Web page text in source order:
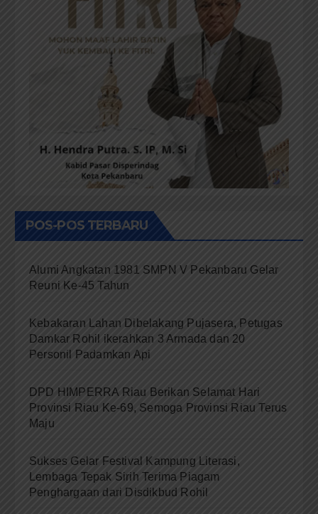
POS-POS TERBARU
Alumi Angkatan 1981 SMPN V Pekanbaru Gelar
Reuni Ke-45 Tahun
Kebakaran Lahan Dibelakang Pujasera, Petugas
Damkar Rohil ikerahkan 3 Armada dan 20
Personil Padamkan Api
DPD HIMPERRA Riau Berikan Selamat Hari
Provinsi Riau Ke-69, Semoga Provinsi Riau Terus
Maju
Sukses Gelar Festival Kampung Literasi,
Lembaga Tepak Sirih Terima Piagam
Penghargaan dari Disdikbud Rohil